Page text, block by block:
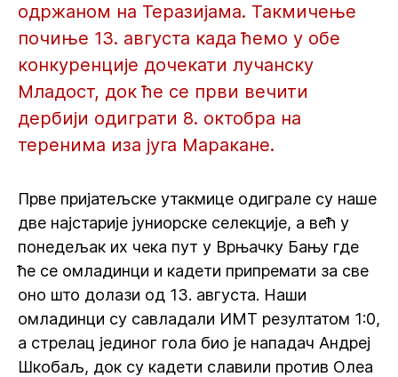
одржаном на Теразијама. Такмичење
почиње 13. августа када ћемо у обе
конкуренције дочекати лучанску
Младост, док ће се први вечити
дербији одиграти 8. октобра на
теренима иза југа Маракане.
Прве пријатељске утакмице одиграле су наше
две најстарије јуниорске селекције, а већ у
понедељак их чека пут у Врњачку Бању где
ће се омладинци и кадети припремати за све
оно што долази од 13. августа. Наши
омладинци су савладали ИМТ резултатом 1:0,
а стрелац јединог гола био је нападач Андреј
Шкобаљ, док су кадети славили против Олеа